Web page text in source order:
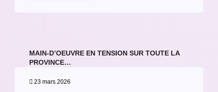
MAIN-D’OEUVRE EN TENSION SUR TOUTE LA
PROVINCE…
23 mars 2026